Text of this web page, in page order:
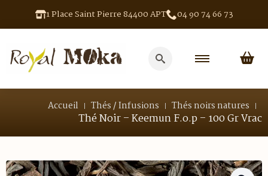
1 Place Saint Pierre 84400 APT 04 90 74 66 73
for:
Accueil Thés / Infusions Thés noirs natures
Thé Noir – Keemun F.o.p – 100 Gr Vrac